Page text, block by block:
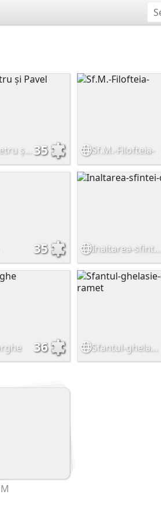
Sf. Ap. Petru și Pavel 35 Sf.M.-Filofteia-
35 Inaltarea-sfintei-cruci
36 Sfantul-ghelasie-de-la-ramet